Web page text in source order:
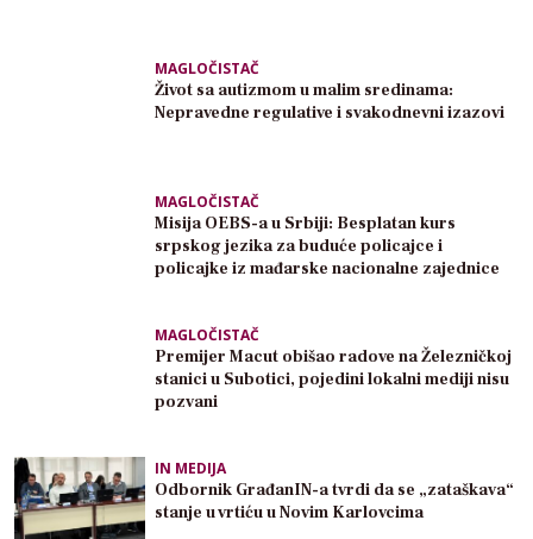
MAGLOČISTAČ
Život sa autizmom u malim sredinama:
Nepravedne regulative i svakodnevni izazovi
MAGLOČISTAČ
Misija OEBS-a u Srbiji: Besplatan kurs
srpskog jezika za buduće policajce i
policajke iz mađarske nacionalne zajednice
MAGLOČISTAČ
Premijer Macut obišao radove na Železničkoj
stanici u Subotici, pojedini lokalni mediji nisu
pozvani
IN MEDIJA
Odbornik GrađanIN-a tvrdi da se „zataškava“
stanje u vrtiću u Novim Karlovcima